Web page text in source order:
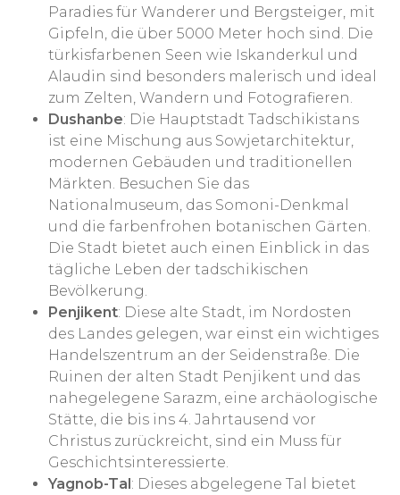
Paradies für Wanderer und Bergsteiger, mit
Gipfeln, die über 5000 Meter hoch sind. Die
türkisfarbenen Seen wie Iskanderkul und
Alaudin sind besonders malerisch und ideal
zum Zelten, Wandern und Fotografieren.
Dushanbe: Die Hauptstadt Tadschikistans
ist eine Mischung aus Sowjetarchitektur,
modernen Gebäuden und traditionellen
Märkten. Besuchen Sie das
Nationalmuseum, das Somoni-Denkmal
und die farbenfrohen botanischen Gärten.
Die Stadt bietet auch einen Einblick in das
tägliche Leben der tadschikischen
Bevölkerung.
Penjikent: Diese alte Stadt, im Nordosten
des Landes gelegen, war einst ein wichtiges
Handelszentrum an der Seidenstraße. Die
Ruinen der alten Stadt Penjikent und das
nahegelegene Sarazm, eine archäologische
Stätte, die bis ins 4. Jahrtausend vor
Christus zurückreicht, sind ein Muss für
Geschichtsinteressierte.
Yagnob-Tal: Dieses abgelegene Tal bietet